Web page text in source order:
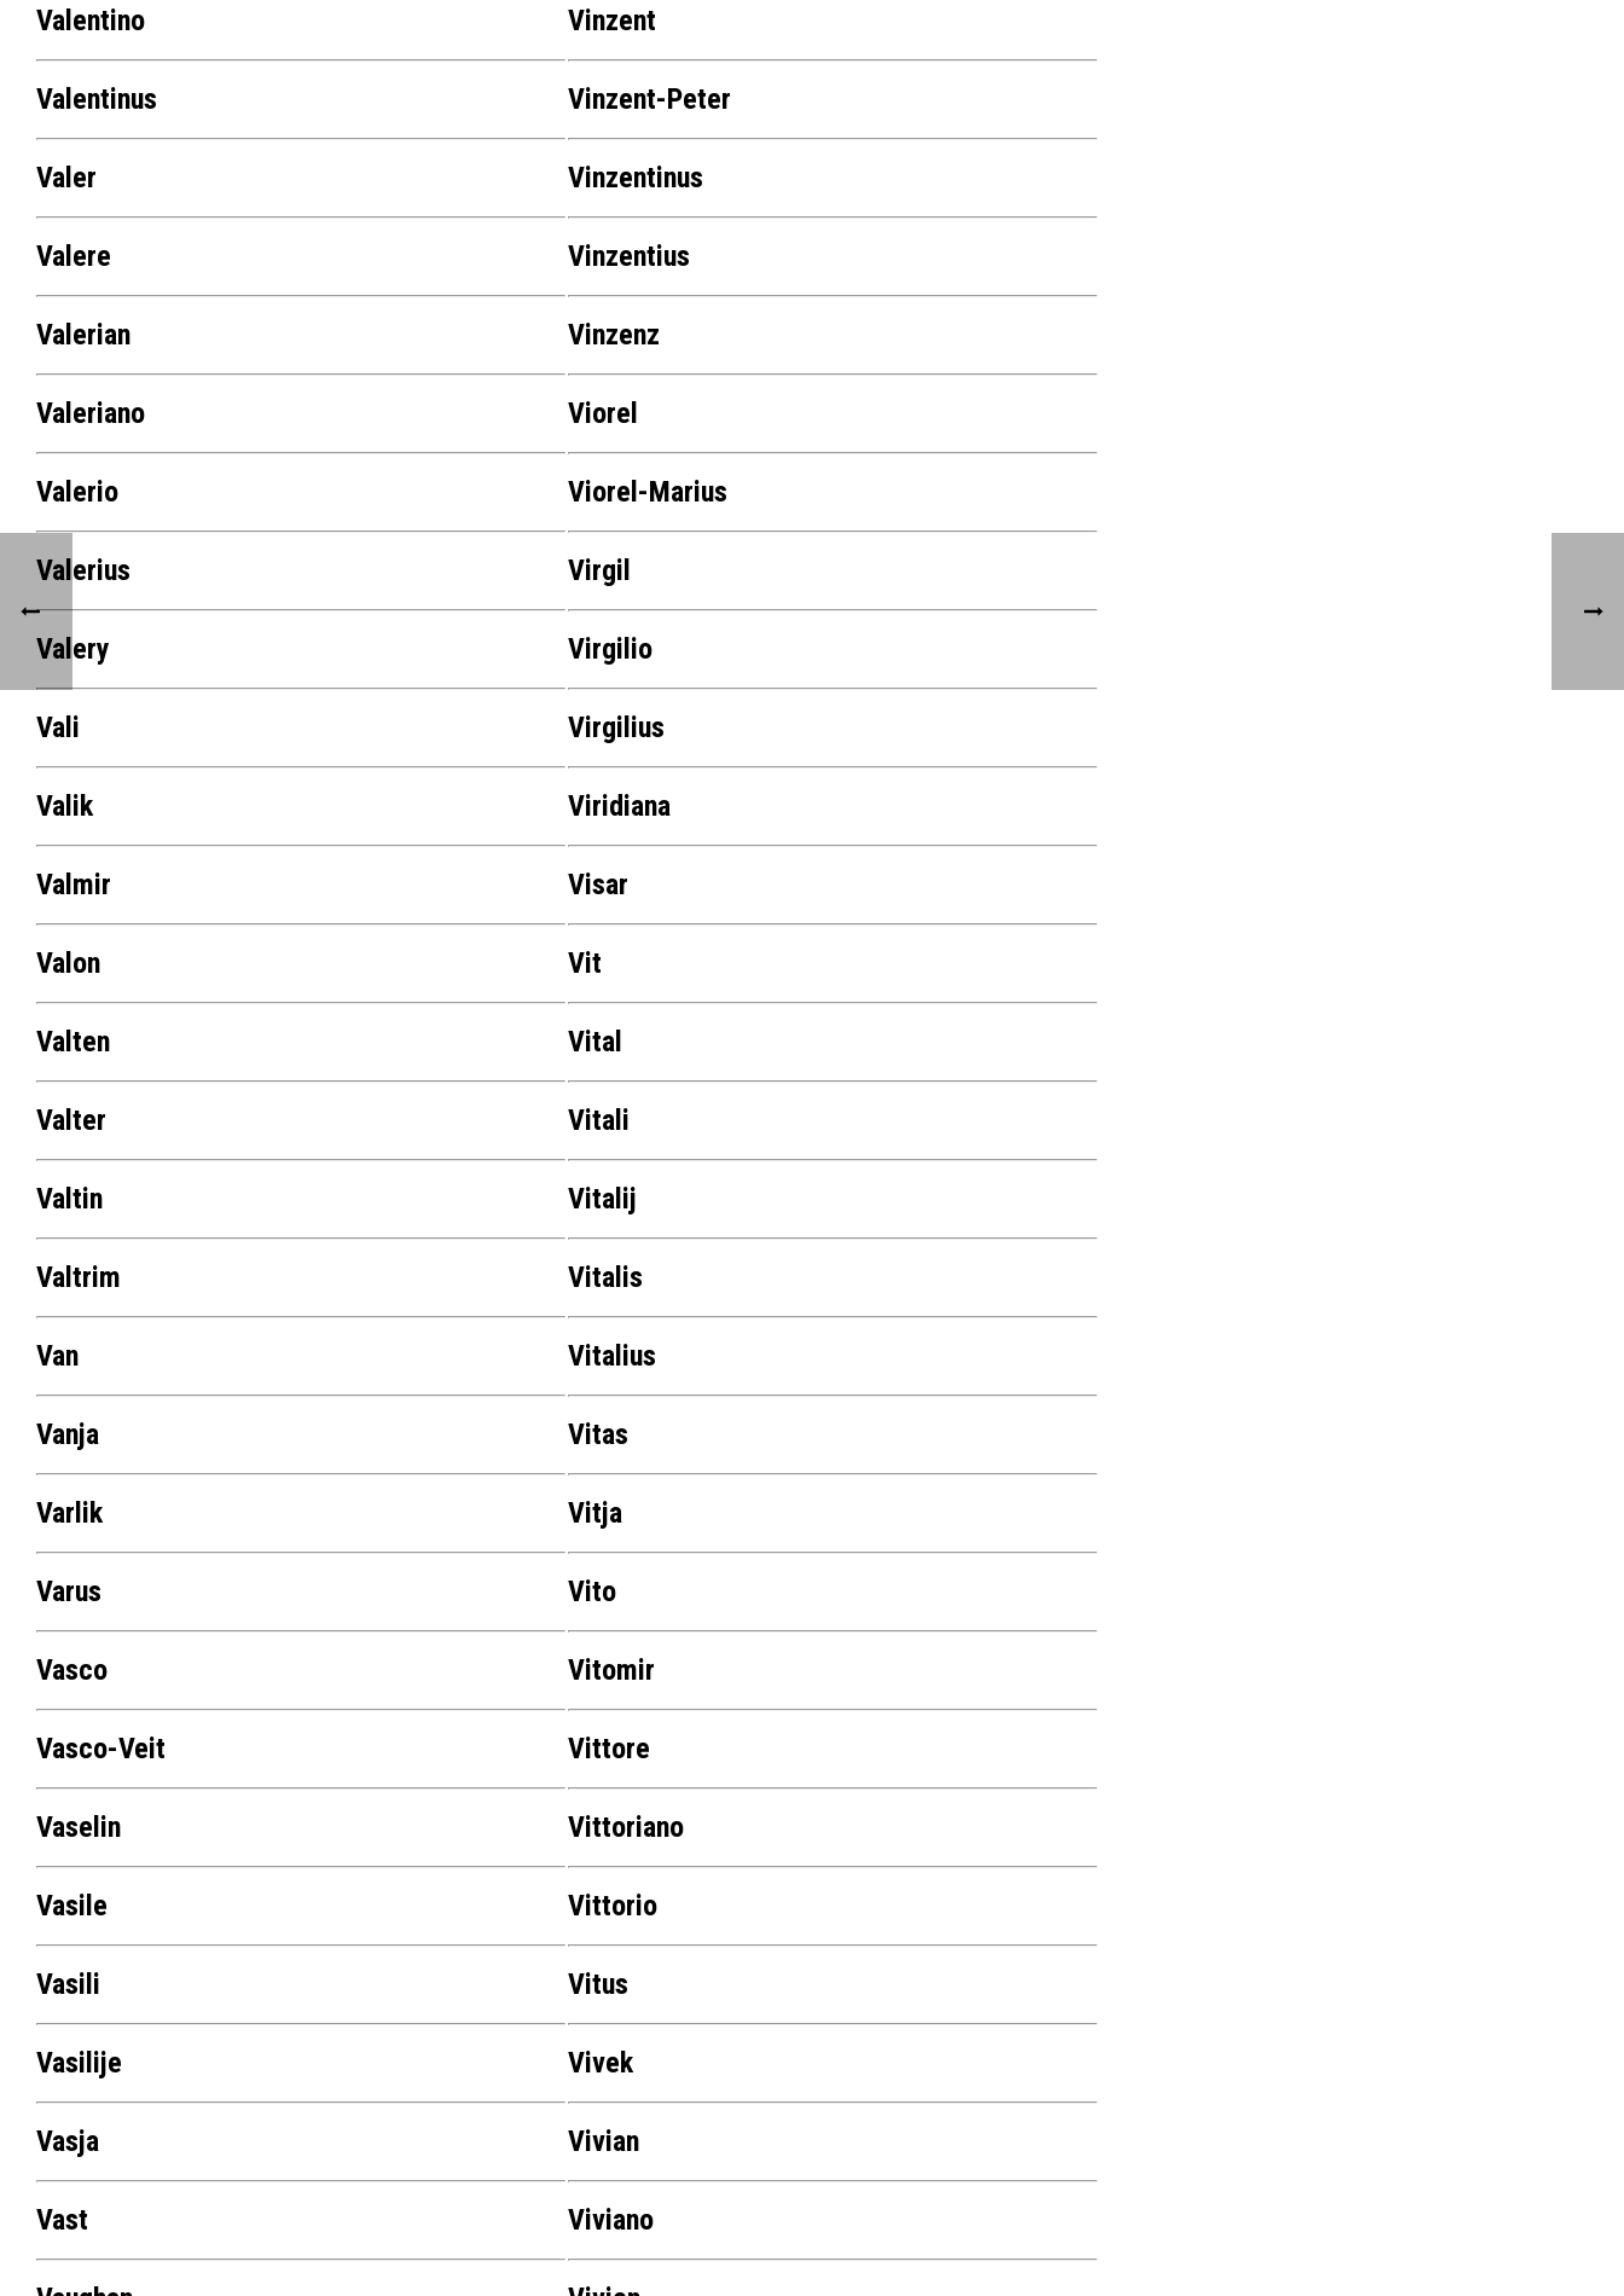
Valentino
Valentinus
Valer
Valere
Valerian
Valeriano
Valerio
Valerius
Valery
Vali
Valik
Valmir
Valon
Valten
Valter
Valtin
Valtrim
Van
Vanja
Varlik
Varus
Vasco
Vasco-Veit
Vaselin
Vasile
Vasili
Vasilije
Vasja
Vast
Vinzent
Vinzent-Peter
Vinzentinus
Vinzentius
Vinzenz
Viorel
Viorel-Marius
Virgil
Virgilio
Virgilius
Viridiana
Visar
Vit
Vital
Vitali
Vitalij
Vitalis
Vitalius
Vitas
Vitja
Vito
Vitomir
Vittore
Vittoriano
Vittorio
Vitus
Vivek
Vivian
Viviano